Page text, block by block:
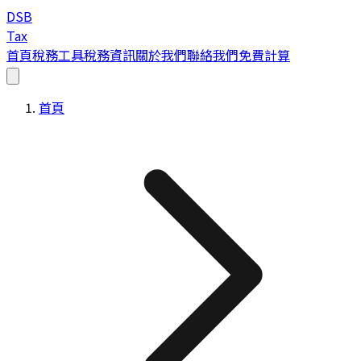
DSB
Tax
首頁稅務工具稅務資訊關於我們聯絡我們免費計算
首頁